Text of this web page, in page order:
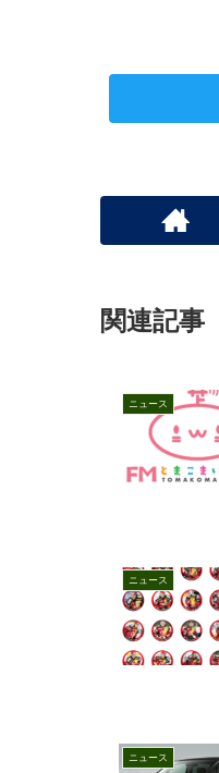
関連記事
ニュース
ニュース
ニュース